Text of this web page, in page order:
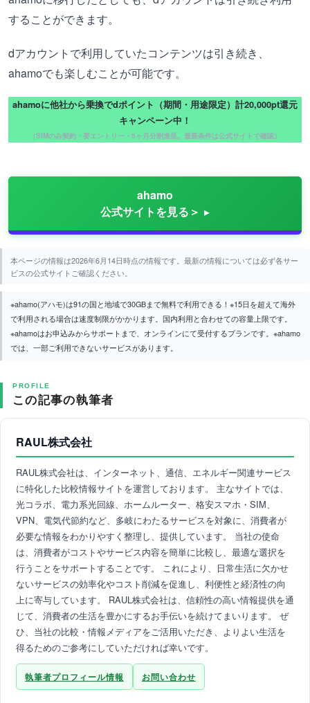
することができます。
dアカウントで利用していたコンテンツは引き続き、
ahamoでも楽しむことが可能です。
ahamoに他社から乗換でdポイント（期間・用途限定）計20,000pt還元
キャンペーン中！
（SIMのみ契約・要エントリー・5ヶ月分割進呈。最新条件は公式サイトで確認）
ahamo
公式サイトを見る＞
本ページの情報は2026年6月14日時点の情報です。最新の情報については必ず各サー
ビスの公式サイトご確認ください。
※ahamo(アハモ)は91の国と地域で30GBまで無料で利用できる！※15日を超えて海外
で利用される場合は速度制限がかかります。国内利用と合わせての容量上限です。
※ahamoはお申込みからサポートまで、オンラインにて受付するプランです。※ahamo
では、一部ご利用できないサービスがあります。
PROFILE
この記事の執筆者
RAUL株式会社
RAUL株式会社は、インターネット、通信、エネルギー関連サービス
に特化した比較情報サイトを運営しております。 主なサイトでは、
光コラボ、電力系光回線、ホームルーター、格安スマホ・SIM、
VPN、電気代節約など、多岐にわたるサービスを対象に、消費者が
必要な情報をわかりやすく整理し、提供しています。 当社の使命
は、消費者がコストやサービス内容を簡単に比較し、最適な選択を
行うことをサポートすることです。 これにより、日常生活に欠かせ
ないサービスの効率化やコスト削減を促進し、利便性と経済性の向
上に寄与しています。 RAUL株式会社は、信頼性の高い情報提供を通
じて、消費者の生活を豊かにするお手伝いを続けてまいります。 ぜ
ひ、当社の比較・情報メディアをご活用いただき、よりよい生活を
得るためのご参考にしていただければ幸いです。
執筆者プロフィール情報 お問い合わせ